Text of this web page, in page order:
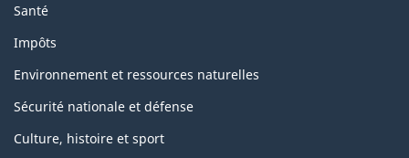
Santé
Impôts
Environnement et ressources naturelles
Sécurité nationale et défense
Culture, histoire et sport